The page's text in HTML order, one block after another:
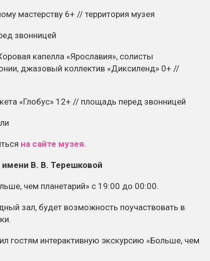
мастерству 6+ // территория музея
звонницей
капелла «Ярославия», солисты
джазовый коллектив «Диксиленд» 0+ //
«Глобус» 12+ // площадь перед звонницей
на сайте музея.
имени В. В. Терешковой
чем планетарий» с 19:00 до 00:00.
зал, будет возможность поучаствовать в
гостям интерактивную экскурсию «Больше, чем